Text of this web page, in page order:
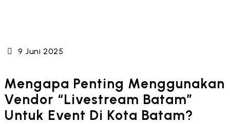
9 Juni 2025
Mengapa Penting Menggunakan
Vendor “Livestream Batam”
Untuk Event Di Kota Batam?